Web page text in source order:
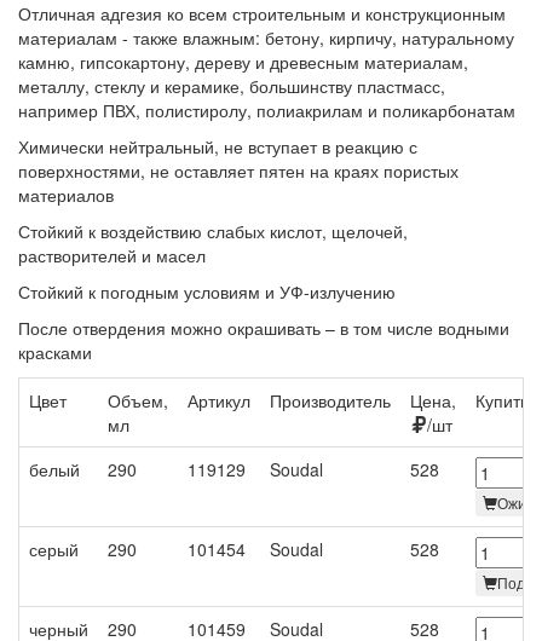
Отличная адгезия ко всем строительным и конструкционным
материалам - также влажным: бетону, кирпичу, натуральному
камню, гипсокартону, дереву и древесным материалам,
металлу, стеклу и керамике, большинству пластмасс,
например ПВХ, полистиролу, полиакрилам и поликарбонатам
Химически нейтральный, не вступает в реакцию с
поверхностями, не оставляет пятен на краях пористых
материалов
Стойкий к воздействию слабых кислот, щелочей,
растворителей и масел
Стойкий к погодным условиям и УФ-излучению
После отвердения можно окрашивать – в том числе водными
красками
Цвет
Объем,
мл
Артикул Производитель
Цена,
/шт
Купить
белый 290 119129 Soudal 528
серый 290 101454 Soudal 528
Под
черный 290 101459 Soudal 528